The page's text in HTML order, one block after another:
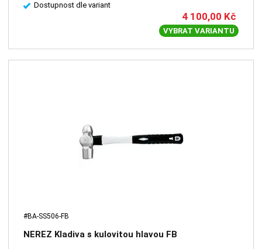
Dostupnost dle variant
4 100,00 Kč
VYBRAT VARIANTU
#BA-SS506-FB
NEREZ Kladiva s kulovitou hlavou FB